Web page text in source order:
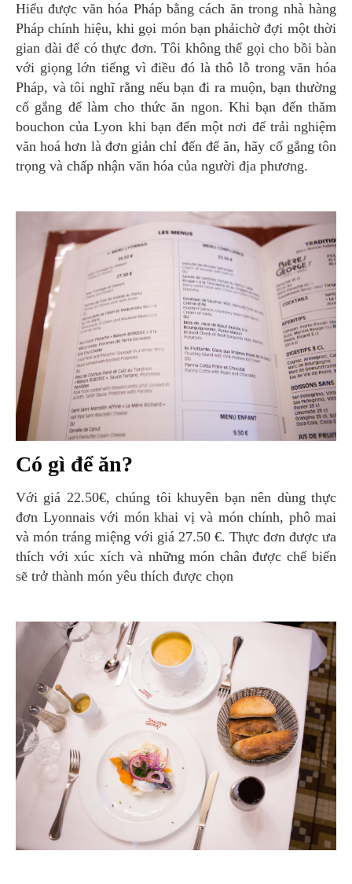
Hiểu được văn hóa Pháp bằng cách ăn trong nhà hàng
Pháp chính hiệu, khi gọi món bạn phảichờ đợi một thời
gian dài để có thực đơn. Tôi không thể gọi cho bồi bàn
với giọng lớn tiếng vì điều đó là thô lỗ trong văn hóa
Pháp, và tôi nghĩ rằng nếu bạn đi ra muộn, bạn thường
cố gắng để làm cho thức ăn ngon. Khi bạn đến thăm
bouchon của Lyon khi bạn đến một nơi để trải nghiệm
văn hoá hơn là đơn giản chỉ đến để ăn, hãy cố gắng tôn
trọng và chấp nhận văn hóa của người địa phương.
Có gì để ăn?
Với giá 22.50€, chúng tôi khuyên bạn nên dùng thực
đơn Lyonnais với món khai vị và món chính, phô mai
và món tráng miệng với giá 27.50 €. Thực đơn được ưa
thích với xúc xích và những món chân được chế biến
sẽ trở thành món yêu thích được chọn